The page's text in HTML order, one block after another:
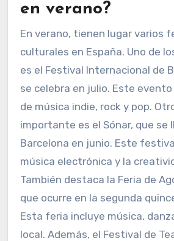
en verano?
En verano, tienen lugar varios
culturales en España. Uno de
es el Festival Internacional de
se celebra en julio. Este
de música indie, rock y pop.
importante es el Sónar, que se
Barcelona en junio. Este
música electrónica y la
También destaca la Feria de
que ocurre en la segunda
Esta feria incluye música,
local. Además, el Festival de